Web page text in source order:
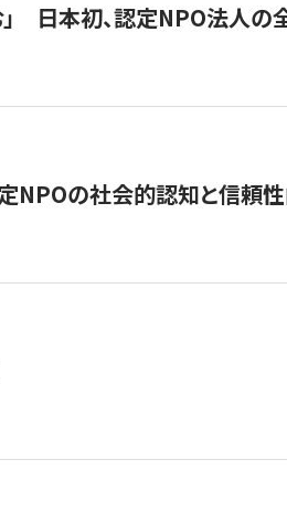
日本初、認定NPO法人の
の社会的認知と信頼性